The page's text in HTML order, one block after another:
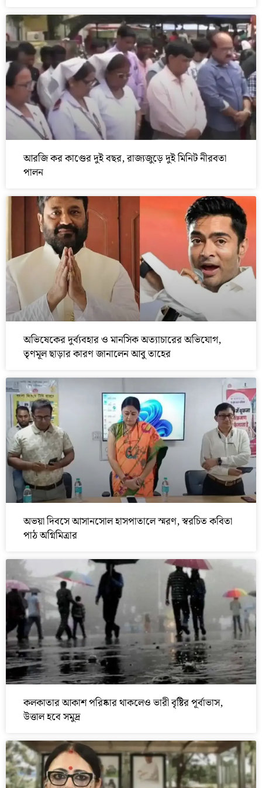
আরজি কর কাণ্ডের দুই বছর, রাজ্যজুড়ে দুই মিনিট নীরবতা
পালন
অভিষেকের দুর্ব্যবহার ও মানসিক অত্যাচারের অভিযোগ,
তৃণমূল ছাড়ার কারণ জানালেন আবু তাহের
অভয়া দিবসে আসানসোল হাসপাতালে স্মরণ, স্বরচিত কবিতা
পাঠ অগ্নিমিত্রার
কলকাতার আকাশ পরিষ্কার থাকলেও ভারী বৃষ্টির পূর্বাভাস,
উত্তাল হবে সমুদ্র